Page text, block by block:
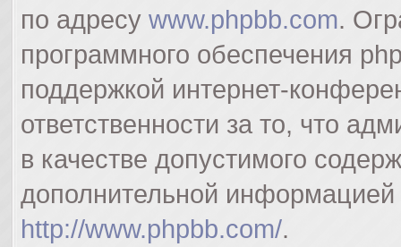
по адресу www.phpbb.com.
программного обеспечения
поддержкой интернет-
ответственности за то, что
в качестве допустимого
дополнительной
http://www.phpbb.com/.